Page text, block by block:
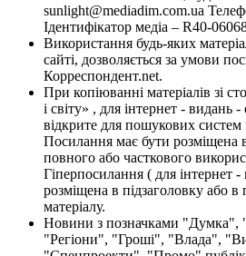
sunlight@mediadim.com.ua
Ідентифікатор медіа – R40-
Використання будь-яких
сайті, дозволяється за умови
Корреспондент.net.
При копіюванні матеріалів зі
і світу» , для інтернет - видань
відкрите для пошукових систем
Посилання має бути розміщена
повного або часткового
Гіперпосилання ( для інтернет
розміщена в підзаголовку або в
матеріалу.
Новини з позначками "Думка",
"Регіони", "Гроші", "Влада",